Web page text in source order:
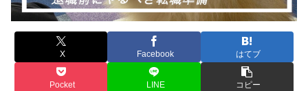
X Facebook はてブ
Pocket LINE コピー